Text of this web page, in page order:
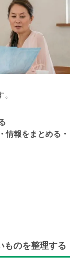
情報をまとめる・
ものを整理する